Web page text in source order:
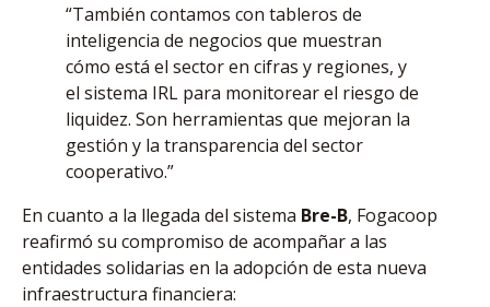
“También contamos con tableros de
inteligencia de negocios que muestran
cómo está el sector en cifras y regiones, y
el sistema IRL para monitorear el riesgo de
liquidez. Son herramientas que mejoran la
gestión y la transparencia del sector
cooperativo.”
En cuanto a la llegada del sistema Bre-B, Fogacoop
reafirmó su compromiso de acompañar a las
entidades solidarias en la adopción de esta nueva
infraestructura financiera: